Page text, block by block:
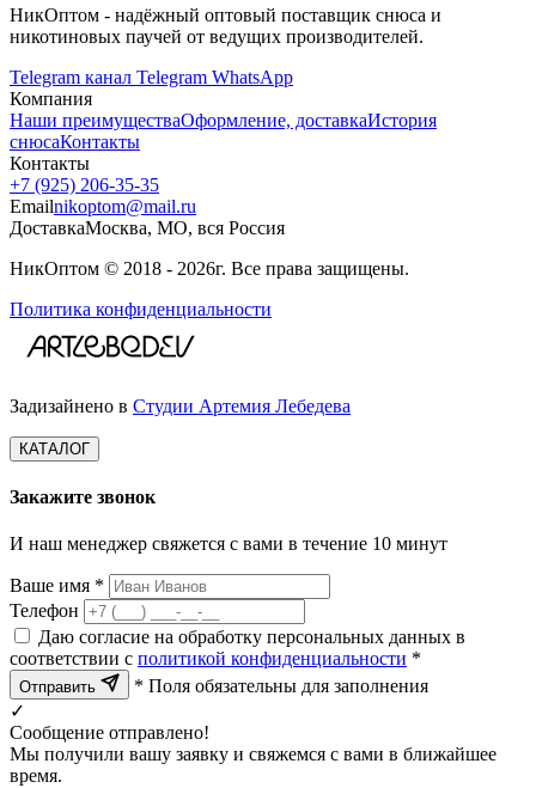
НикОптом - надёжный оптовый поставщик снюса и
никотиновых паучей от ведущих производителей.
Telegram канал Telegram WhatsApp
Компания
Наши преимуществаОформление, доставкаИстория
снюсаКонтакты
Контакты
+7 (925) 206‑35‑35
Emailnikoptom@mail.ru
ДоставкаМосква, МО, вся Россия
НикОптом © 2018 - 2026г. Все права защищены.
Политика конфиденциальности
Задизайнено в Студии Артемия Лебедева
КАТАЛОГ
Закажите звонок
И наш менеджер свяжется с вами в течение 10 минут
Ваше имя *
Телефон
Даю согласие на обработку персональных данных в
соответствии с политикой конфиденциальности *
Отправить
* Поля обязательны для заполнения
✓
Сообщение отправлено!
Мы получили вашу заявку и свяжемся с вами в ближайшее
время.